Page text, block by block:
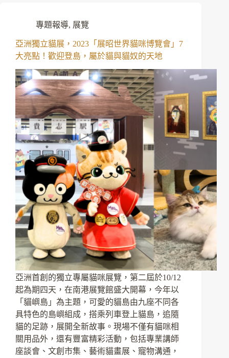
專題報導, 展覽
亞洲獨立貓展，2023「展昭世界貓咪博覽會」7
大亮點！歡迎登島，屬於貓與貓奴的天地
亞洲首創的獨立專屬貓咪展覽，第二屆於10/12
起為期四天，在南港展覽館盛大開幕，今年以
「貓嶼島」為主題，可愛的貓島由九座不同各
具特色的島嶼組成，搭乘列車登上貓島，追隨
貓的足跡，展開全新故事。現場不僅有貓咪相
關用品外，還有豐富精彩活動，包括專業講師
座談會、文創市集、藝術貓畫展、寵物溝通，